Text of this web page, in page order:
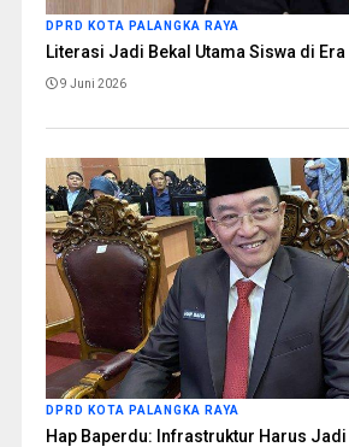
DPRD KOTA PALANGKA RAYA
Literasi Jadi Bekal Utama Siswa di
9 Juni 2026
DPRD KOTA PALANGKA RAYA
Hap Baperdu: Infrastruktur Harus